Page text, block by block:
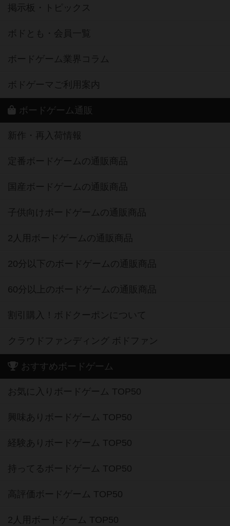
掲示板・トピックス
ボドとも・会員一覧
ボードゲーム業界コラム
ボドゲーマご利用案内
ボードゲーム通販
新作・再入荷情報
定番ボードゲームの通販商品
国産ボードゲームの通販商品
子供向けボードゲームの通販商品
2人用ボードゲームの通販商品
20分以下のボードゲームの通販商品
60分以上のボードゲームの通販商品
割引購入！ボドクーポンについて
クラウドファンディング ボドファン
おすすめボードゲーム
お気に入りボードゲーム TOP50
興味ありボードゲーム TOP50
経験ありボードゲーム TOP50
持ってるボードゲーム TOP50
高評価ボードゲーム TOP50
2人用ボードゲーム TOP50